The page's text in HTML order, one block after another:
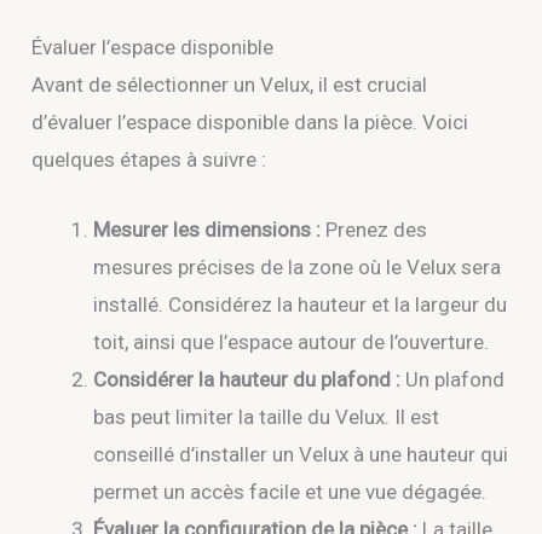
Évaluer l’espace disponible
Avant de sélectionner un Velux, il est crucial
d’évaluer l’espace disponible dans la pièce. Voici
quelques étapes à suivre :
Mesurer les dimensions : Prenez des
mesures précises de la zone où le Velux sera
installé. Considérez la hauteur et la largeur du
toit, ainsi que l’espace autour de l’ouverture.
Considérer la hauteur du plafond : Un plafond
bas peut limiter la taille du Velux. Il est
conseillé d’installer un Velux à une hauteur qui
permet un accès facile et une vue dégagée.
Évaluer la configuration de la pièce : La taille